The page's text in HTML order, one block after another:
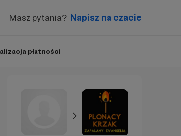
Masz pytania? Napisz na czacie
płatności